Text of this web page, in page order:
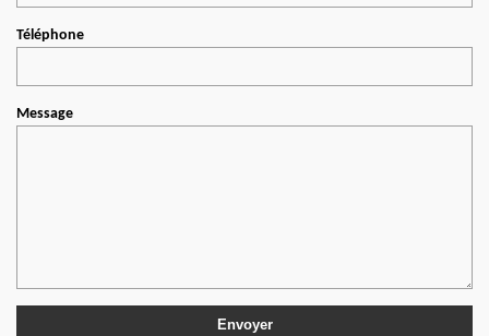
Téléphone
Message